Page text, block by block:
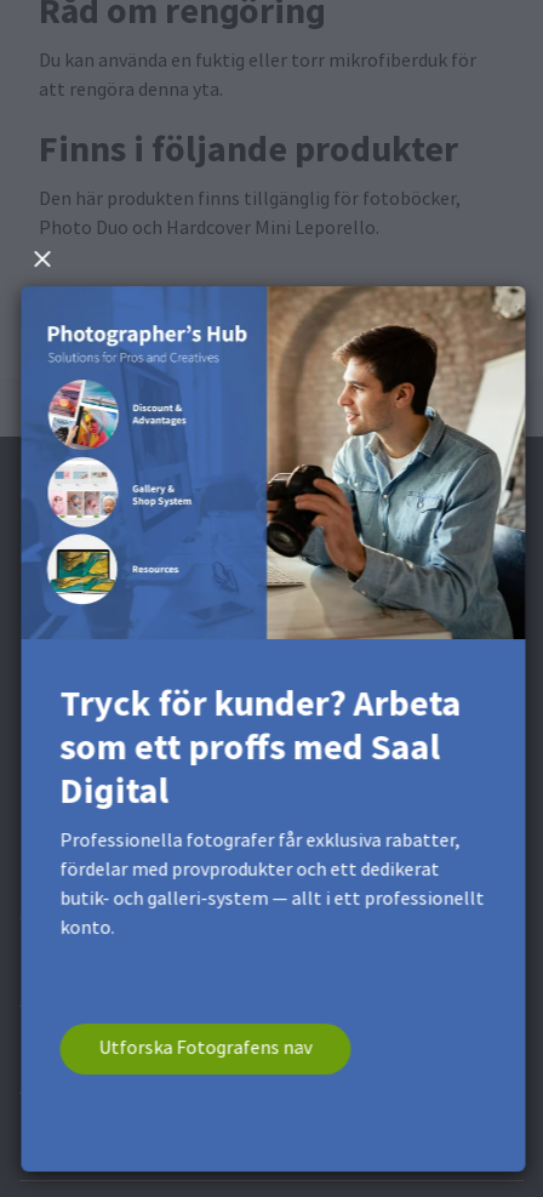
Råd om rengöring
Du kan använda en fuktig eller torr mikrofiberduk för
att rengöra denna yta.
Finns i följande produkter
Den här produkten finns tillgänglig för fotoböcker,
Photo Duo och Hardcover Mini Leporello.
Tryck för kunder? Arbeta
som ett proffs med Saal
Digital
Professionella fotografer får exklusiva rabatter,
fördelar med provprodukter och ett dedikerat
butik- och galleri-system — allt i ett professionellt
konto.
Utforska Fotografens nav
Prenumerera på nyhetsbrevet och få en
rabatt på 60 kr* *
dig godkänner du vårintegritetspolicy . Du kan när som
helst avsluta din prenumeration.
* Detta fält är obligatoriskt.**Minsta ordervärde 120 kr. Gäller ej
fraktkostnad. Denna kupong kan inte delas. Denna kupong har
inget kontantvärde. En kombination med andra kuponger eller
erbjudanden är inte möjlig.
Fler produkter
Support och tjänster